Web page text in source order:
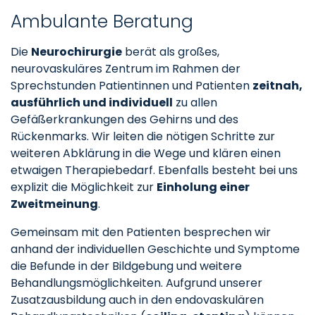
Ambulante Beratung
Die Neurochirurgie berät als großes,
neurovaskuläres Zentrum im Rahmen der
Sprechstunden Patientinnen und Patienten zeitnah,
ausführlich und individuell zu allen
Gefäßerkrankungen des Gehirns und des
Rückenmarks. Wir leiten die nötigen Schritte zur
weiteren Abklärung in die Wege und klären einen
etwaigen Therapiebedarf. Ebenfalls besteht bei uns
explizit die Möglichkeit zur Einholung einer
Zweitmeinung.
Gemeinsam mit den Patienten besprechen wir
anhand der individuellen Geschichte und Symptome
die Befunde in der Bildgebung und weitere
Behandlungsmöglichkeiten. Aufgrund unserer
Zusatzausbildung auch in den endovaskulären